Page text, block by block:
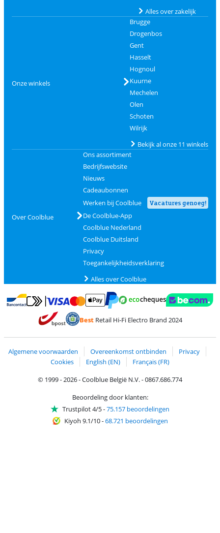
Alles over zakelijk
Onze winkels
Brugge
Drogenbos
Gent
Hasselt
Hognoul
Kuurne
Mechelen
Olen
Schoten
Wilrijk
Bekijk al onze 11 winkels
Over Coolblue
Ons assortiment
Bedrijfswebsite
Nieuws
Cadeaubonnen
Werken bij Coolblue
Vacatures genoeg!
De Coolblue-App
Coolblue Nederland
Coolblue Duitsland
Privacy
Toegankelijkheidsverklaring
Alles over Coolblue
Betalen met Bancontact
Betalen met MasterCard en Visa via ClickToPay
Betalen met PayPal
BestRetail Hi-Fi Electro Brand 2024
Algemene voorwaarden Overeenkomst ontbinden
Privacy
Cookies
English (EN)
Français (FR)
© 1999 - 2026 - Coolblue België N.V. - 0867.686.774
Beoordeling door klanten:
Trustpilot 4/5-75.157 beoordelingen
Kiyoh 9.1/10-68.721 beoordelingen